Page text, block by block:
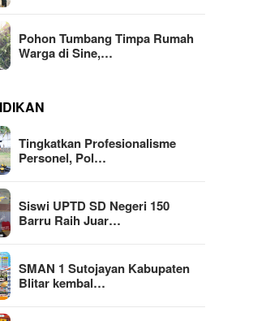
Pohon Tumbang Timpa Rumah
Warga di Sine,…
Tingkatkan Profesionalisme
Personel, Pol…
Siswi UPTD SD Negeri 150
Barru Raih Juar…
SMAN 1 Sutojayan Kabupaten
Blitar kembal…